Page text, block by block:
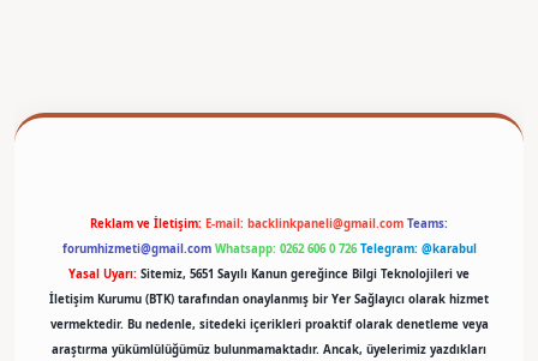
Reklam ve İletişim: E-mail: backlinkpaneli@gmail.com Teams:
forumhizmeti@gmail.com Whatsapp: 0262 606 0 726 Telegram: @karabul
Yasal Uyarı: Sitemiz, 5651 Sayılı Kanun gereğince Bilgi Teknolojileri ve
İletişim Kurumu (BTK) tarafından onaylanmış bir Yer Sağlayıcı olarak hizmet
vermektedir. Bu nedenle, sitedeki içerikleri proaktif olarak denetleme veya
araştırma yükümlülüğümüz bulunmamaktadır. Ancak, üyelerimiz yazdıkları